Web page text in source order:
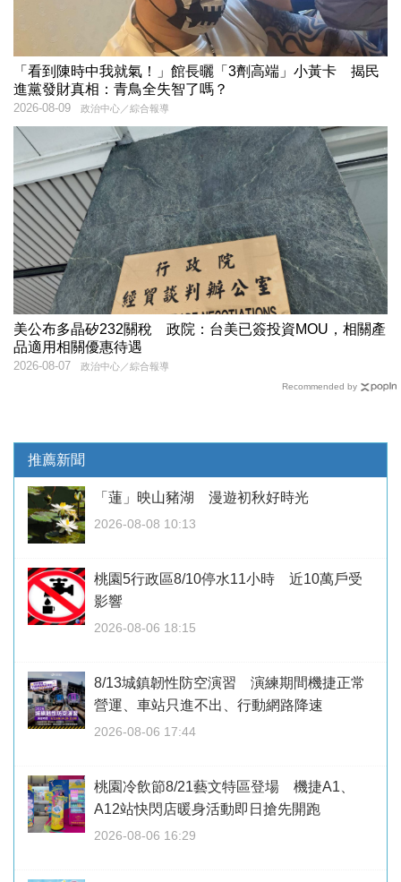
「看到陳時中我就氣！」館長曬「3劑高端」小黃卡 揭民
進黨發財真相：青鳥全失智了嗎？
政治中心／綜合報導
2026-08-09
美公布多晶矽232關稅 政院：台美已簽投資MOU，相關產
品適用相關優惠待遇
政治中心／綜合報導
2026-08-07
Recommended by
推薦新聞
「蓮」映山豬湖 漫遊初秋好時光
2026-08-08 10:13
桃園5行政區8/10停水11小時 近10萬戶受
影響
2026-08-06 18:15
8/13城鎮韌性防空演習 演練期間機捷正常
營運、車站只進不出、行動網路降速
2026-08-06 17:44
桃園冷飲節8/21藝文特區登場 機捷A1、
A12站快閃店暖身活動即日搶先開跑
2026-08-06 16:29